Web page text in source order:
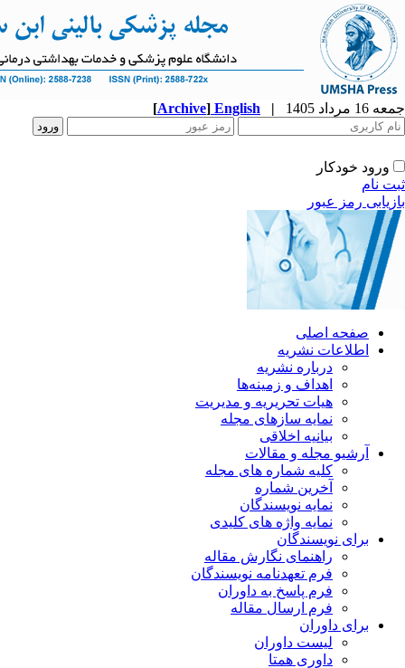
جمعه 16 مرداد 1405 |
English
[Archive]
ورود خودکار
ثبت نام
بازیابی رمز عبور
صفحه اصلی
اطلاعات نشریه
درباره نشریه
اهداف و زمینه‌ها
هیات تحریریه و مدیریت
نمایه سازهای مجله
بیانیه اخلاقی
آرشیو مجله و مقالات
کلیه شماره های مجله
آخرین شماره
نمایه نویسندگان
نمایه واژه های کلیدی
برای نویسندگان
راهنمای نگارش مقاله
فرم تعهدنامه نویسندگان
فرم پاسخ به داوران
فرم ارسال مقاله
برای داوران
لیست داوران
داوری همتا